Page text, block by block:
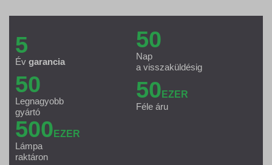
5
Év garancia
50
Nap
a visszaküldésig
50
Legnagyobb
gyártó
50 EZER
Féle áru
500 EZER
Lámpa
raktáron